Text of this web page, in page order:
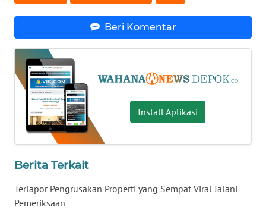
Beri Komentar
Install Aplikasi
Berita Terkait
Terlapor Pengrusakan Properti yang Sempat Viral Jalani
Pemeriksaan
WN
MALUKU
WN
MALUT
WN
WN
DANAU